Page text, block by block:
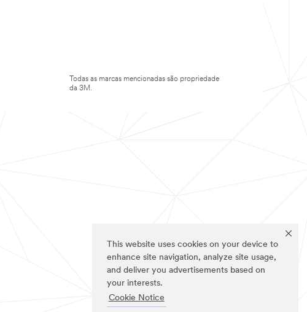
This website uses cookies on your device to
enhance site navigation, analyze site usage,
and deliver you advertisements based on
your interests.
Cookie Notice
Todas as marcas mencionadas são propriedade
da 3M.